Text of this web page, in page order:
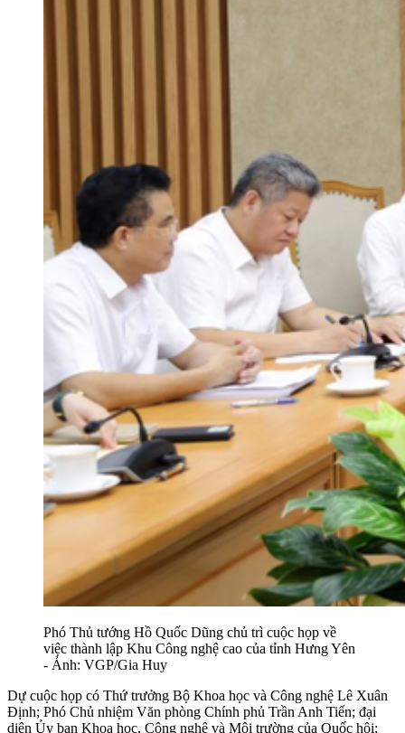
Phó Thủ tướng Hồ Quốc Dũng chủ trì cuộc họp về
việc thành lập Khu Công nghệ cao của tỉnh Hưng Yên
- Ảnh: VGP/Gia Huy
Dự cuộc họp có Thứ trưởng Bộ Khoa học và Công nghệ Lê Xuân
Định; Phó Chủ nhiệm Văn phòng Chính phủ Trần Anh Tiến; đại
diện Ủy ban Khoa học, Công nghệ và Môi trường của Quốc hội;